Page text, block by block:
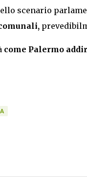
scenario
come Palermo